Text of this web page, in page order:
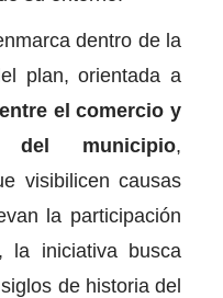
dentro de la
plan, orientada a
el comercio y
del municipio,
visibilicen causas
la participación
la iniciativa busca
de historia del